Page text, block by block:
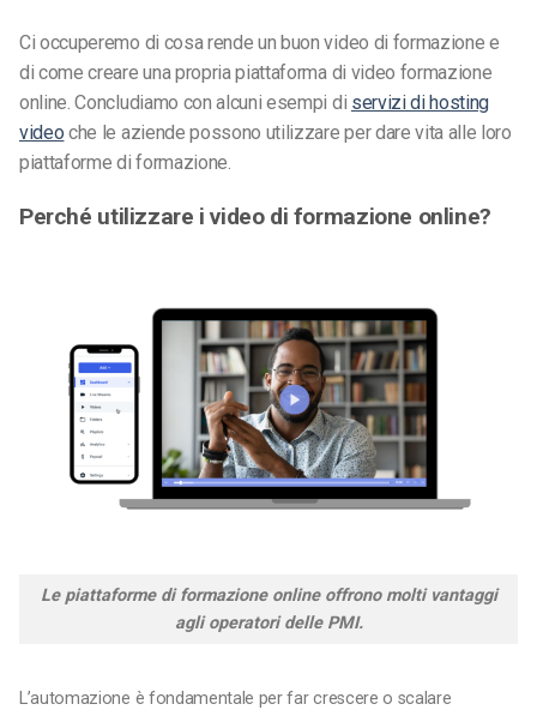
Ci occuperemo di cosa rende un buon video di formazione e
di come creare una propria piattaforma di video formazione
online. Concludiamo con alcuni esempi di servizi di hosting
video che le aziende possono utilizzare per dare vita alle loro
piattaforme di formazione.
Perché utilizzare i video di formazione online?
Le piattaforme di formazione online offrono molti vantaggi
agli operatori delle PMI.
L’automazione è fondamentale per far crescere o scalare